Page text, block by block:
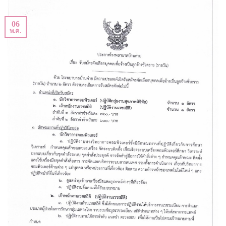
06
พ.ค.